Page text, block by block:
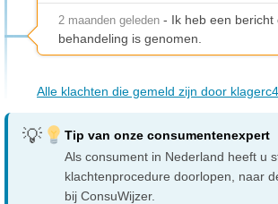
2 maanden geleden - Ik heb een bericht
behandeling is genomen.
Alle klachten die gemeld zijn door
Tip van onze consumentenexpert
Als consument in Nederland heeft u
klachtenprocedure doorlopen, naar
bij ConsuWijzer.